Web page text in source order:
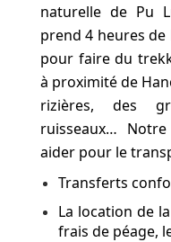
naturelle de Pu
prend 4 heures de
pour faire du
à proximité de
rizières, des
ruisseaux…
aider pour le
Transferts
La location de
frais de péage,